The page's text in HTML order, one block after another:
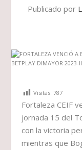
Publicado por
Visitas: 787
Fortaleza CEIF
jornada 15 del
con la victoria
mientras que